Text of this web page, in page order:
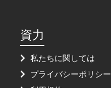
資力
私たちに関しては
プライバシーポリシー